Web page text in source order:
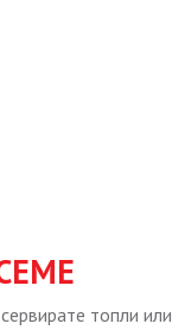
топли